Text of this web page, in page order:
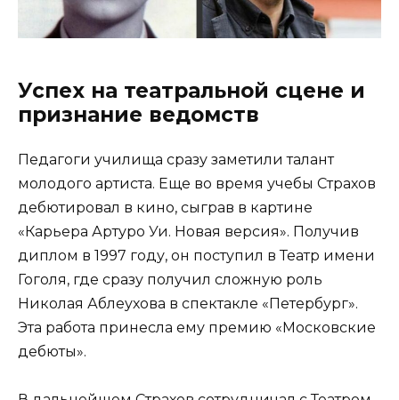
Успех на театральной сцене и
признание ведомств
Педагоги училища сразу заметили талант
молодого артиста. Еще во время учебы Страхов
дебютировал в кино, сыграв в картине
«Карьера Артуро Уи. Новая версия». Получив
диплом в 1997 году, он поступил в Театр имени
Гоголя, где сразу получил сложную роль
Николая Аблеухова в спектакле «Петербург».
Эта работа принесла ему премию «Московские
дебюты».